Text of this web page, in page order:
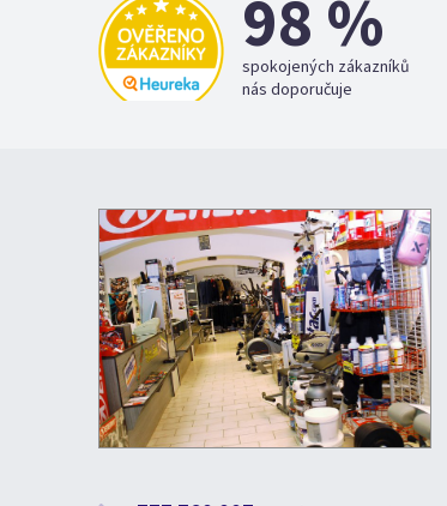
98 %
spokojených zákazníků
nás doporučuje